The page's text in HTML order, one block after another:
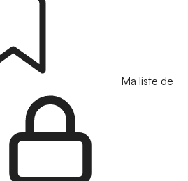
Ma liste de